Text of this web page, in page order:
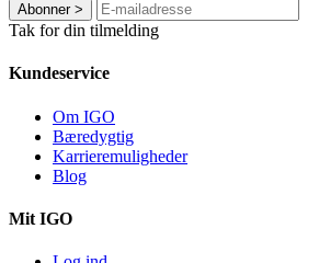
Abonner>
Tak for din tilmelding
Kundeservice
Om IGO
Bæredygtig
Karrieremuligheder
Blog
Mit IGO